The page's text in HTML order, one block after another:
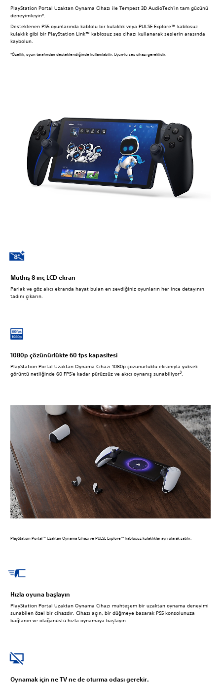
PlayStation Portal Uzaktan Oynama Cihazı ile Tempest 3D AudioTech'in tam gücünü
deneyimleyin*.
Desteklenen PS5 oyunlarında kablolu bir kulaklık veya PULSE Explore™ kablosuz
kulaklık gibi bir PlayStation Link™ kablosuz ses cihazı kullanarak seslerin arasında
kaybolun.
*Özellik, oyun tarafından desteklendiğinde kullanılabilir. Uyumlu ses cihazı gereklidir.
Müthiş 8 inç LCD ekran
Parlak ve göz alıcı ekranda hayat bulan en sevdiğiniz oyunların her ince detayının
tadını çıkarın.
1080p çözünürlükte 60 fps kapasitesi
PlayStation Portal Uzaktan Oynama Cihazı 1080p çözünürlüklü ekranıyla yüksek
görüntü netliğinde 60 FPS'e kadar pürüzsüz ve akıcı oynanış sunabiliyor3.
PlayStation Portal™ Uzaktan Oynama Cihazı ve PULSE Explore™ kablosuz kulaklıklar ayrı olarak satılır.
Hızla oyuna başlayın
PlayStation Portal Uzaktan Oynama Cihazı muhteşem bir uzaktan oynama deneyimi
sunabilen özel bir cihazdır. Cihazı açın, bir düğmeye basarak PS5 konsolunuza
bağlanın ve olağanüstü hızla oynamaya başlayın.
Oynamak için ne TV ne de oturma odası gerekir.